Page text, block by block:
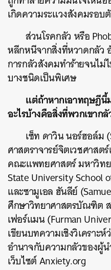
เกิดความระแวงสังคมรอบ
ส่วนโรคกลัว หรือ
หลีกหนีจากสิ่งที่หวาดกลัว
การกลัวสังคมทำร้ายจนไม่
บางชนิดเป็นพิเศษ
แต่ถ้าหากเอาทฤษฎีนี้
อะไรบ้างคือสิ่งที่พวกเขากลั
เซ็ท ดาวิน นอร์ฮอล์ม
ศาสตราจารย์จิตเวชศาส
คณะแพทยศาสตร์ มหาวิทย
State University School
และซามูเอล ฮันลีย์
ศึกษาวิทยาศาสตรบัณฑิต
เฟอร์แมน (Furman
เขียนบทความเชิงวิเคราะ
อำนาจกับความกลัวของผู้น
เว็บไซต์ Anxiety.org